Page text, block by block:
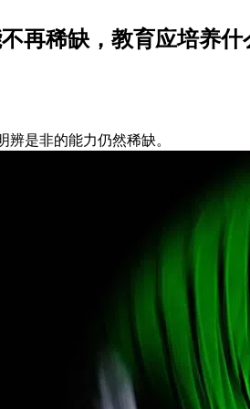
再稀缺，教育应培养什
是非的能力仍然稀缺。